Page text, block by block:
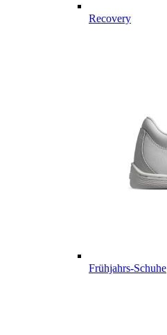
Recovery
Frühjahrs-Schuhe